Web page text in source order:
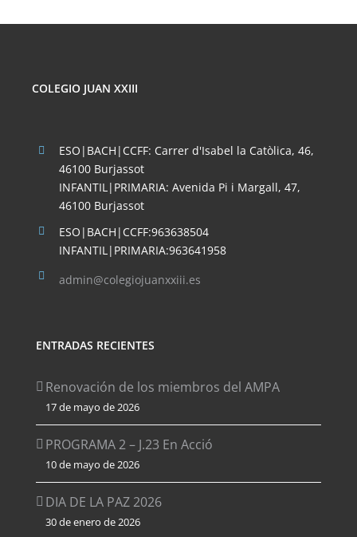
COLEGIO JUAN XXIII
ESO|BACH|CCFF: Carrer d'Isabel la Catòlica, 46,
46100 Burjassot
INFANTIL|PRIMARIA: Avenida Pi i Margall, 47,
46100 Burjassot
ESO|BACH|CCFF:963638504
INFANTIL|PRIMARIA:963641958
admin@colegiojuanxxiii.es
ENTRADAS RECIENTES
Renovación de los miembros del AMPA
17 de mayo de 2026
PROGRAMA 2 – J.23 En Acció
10 de mayo de 2026
DIA DE LA PAZ 2026
30 de enero de 2026